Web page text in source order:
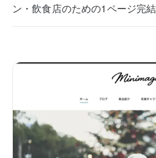
ン・飲食店のための1ページ完